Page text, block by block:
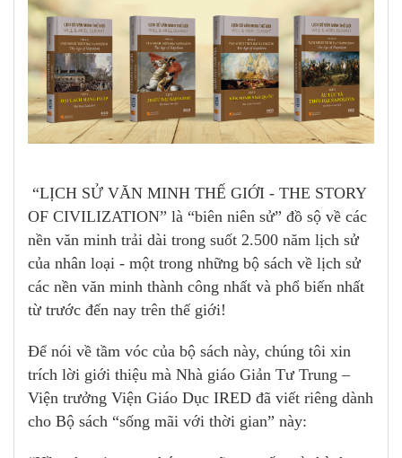
“LỊCH SỬ VĂN MINH THẾ GIỚI - THE STORY
OF CIVILIZATION” là “biên niên sử” đồ sộ về các
nền văn minh trải dài trong suốt 2.500 năm lịch sử
của nhân loại - một trong những bộ sách về lịch sử
các nền văn minh thành công nhất và phổ biến nhất
từ trước đến nay trên thế giới!
Để nói về tầm vóc của bộ sách này, chúng tôi xin
trích lời giới thiệu mà Nhà giáo Giản Tư Trung –
Viện trưởng Viện Giáo Dục IRED đã viết riêng dành
cho Bộ sách “sống mãi với thời gian” này: